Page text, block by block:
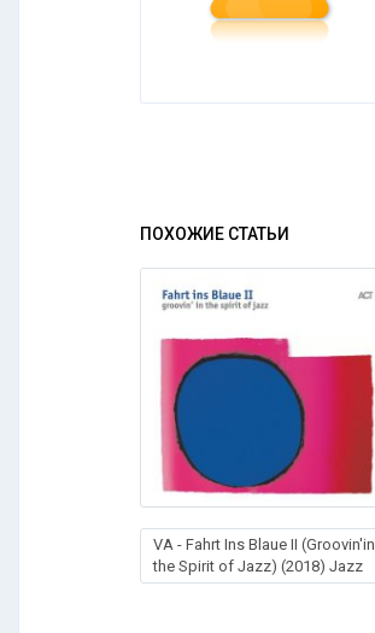
ПОХОЖИЕ СТАТЬИ
VA - Fahrt Ins Blaue II (Groovin'in
the Spirit of Jazz) (2018) Jazz